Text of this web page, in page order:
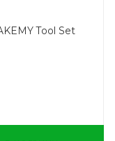
Tool Set